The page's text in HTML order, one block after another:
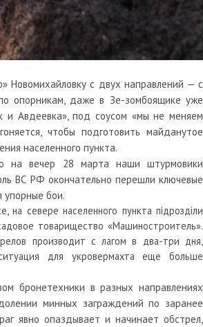
с двух направлений — с
опорникам, даже в Зе-зомбоящике уже
и Авдеевка», под соусом «мы не меняем
чтобы подготовить майданутое
населенного пункта.
на вечер 28 марта наши штурмовики
ВС РФ окончательно перешли ключевые
упорные бои.
на севере населенного пункта пiдроздiли
товарищество «Машиностроитель».
производит с лагом в два-три дня,
для укровермахта еще больше
бронетехники в разных направлениях
минных заграждений по заранее
явно опаздывает и начинает обстрел,